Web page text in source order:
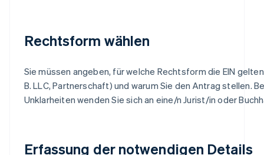
Rechtsform wählen
Sie müssen angeben, für welche Rechtsform die EIN
B. LLC, Partnerschaft) und warum Sie den Antrag stellen.
Unklarheiten wenden Sie sich an eine/n Jurist/in oder
Erfassung der notwendigen Details